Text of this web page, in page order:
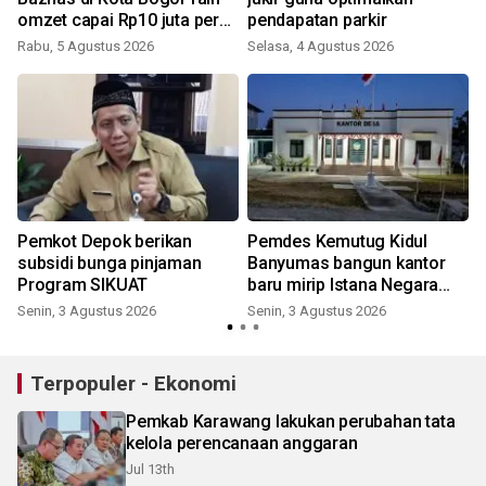
omzet capai Rp10 juta per
bulan
Rabu, 5 Agustus 2026
pendapatan parkir
Selasa, 4 Agustus 2026
Pemkot Depok berikan
subsidi bunga pinjaman
Program SIKUAT
Senin, 3 Agustus 2026
Pemdes Kemutug Kidul
Banyumas bangun kantor
baru mirip Istana Negara
demi pelayanan
Senin, 3 Agustus 2026
Terpopuler - Ekonomi
Pemkab Karawang lakukan perubahan tata
kelola perencanaan anggaran
Jul 13th